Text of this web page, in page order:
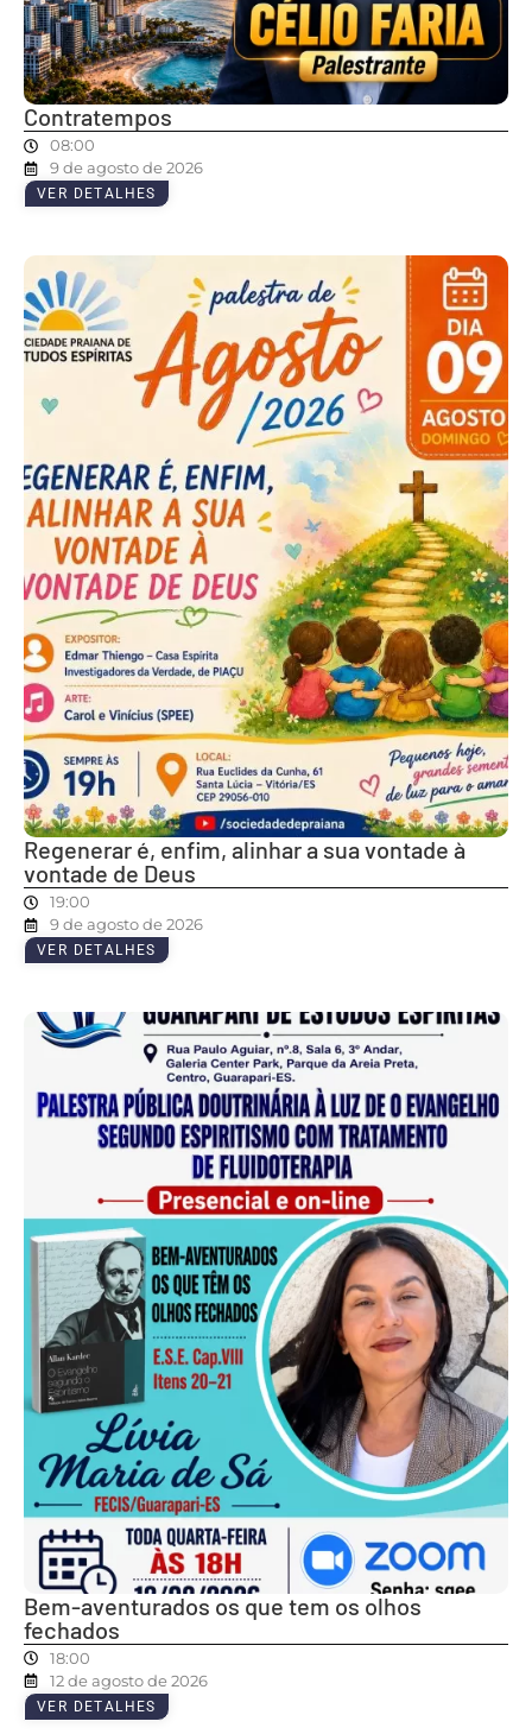
Contratempos
08:00
9 de agosto de 2026
VER DETALHES
Regenerar é, enfim, alinhar a sua vontade à
vontade de Deus
19:00
9 de agosto de 2026
VER DETALHES
Bem-aventurados os que tem os olhos
fechados
18:00
12 de agosto de 2026
VER DETALHES